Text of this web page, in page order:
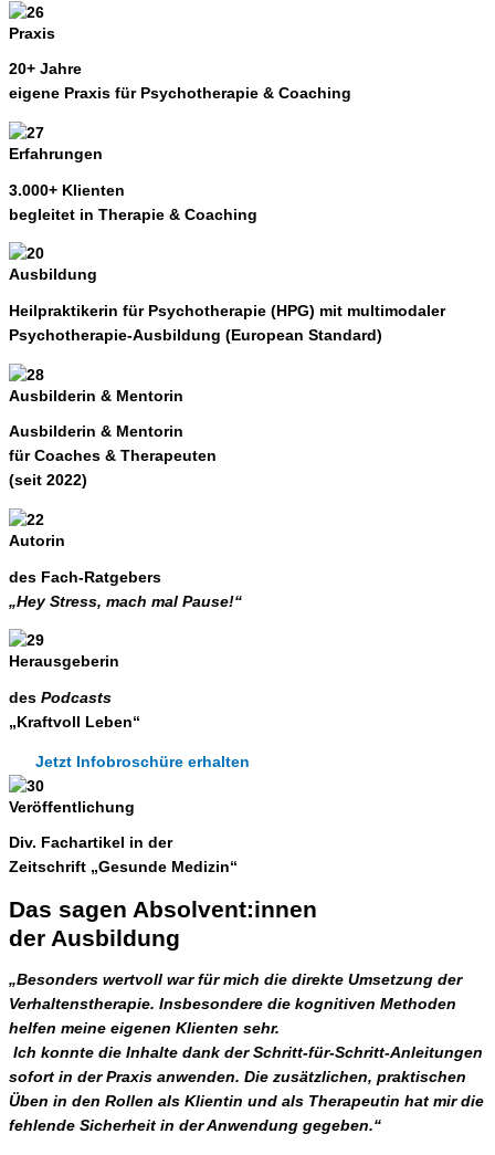
Praxis
20+ Jahre
eigene Praxis für Psychotherapie & Coaching
Erfahrungen
3.000+ Klienten
begleitet in Therapie & Coaching
Ausbildung
Heilpraktikerin für Psychotherapie (HPG) mit multimodaler
Psychotherapie-Ausbildung (European Standard)
Ausbilderin & Mentorin
Ausbilderin & Mentorin
für Coaches & Therapeuten
(seit 2022)
Autorin
des Fach-Ratgebers
„Hey Stress, mach mal Pause!“
Herausgeberin
des Podcasts
„Kraftvoll Leben“
Jetzt Infobroschüre erhalten
Veröffentlichung
Div. Fachartikel in der
Zeitschrift „Gesunde Medizin“
Das sagen Absolvent:innen
der Ausbildung
„Besonders wertvoll war für mich die direkte Umsetzung der
Verhaltenstherapie. Insbesondere die kognitiven Methoden
helfen meine eigenen Klienten sehr.
Ich konnte die Inhalte dank der Schritt-für-Schritt-Anleitungen
sofort in der Praxis anwenden. Die zusätzlichen, praktischen
Üben in den Rollen als Klientin und als Therapeutin hat mir die
fehlende Sicherheit in der Anwendung gegeben.“